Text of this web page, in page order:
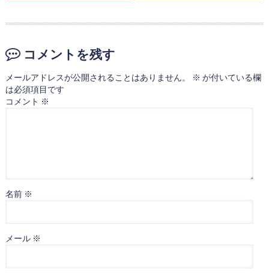
コメントを残す
メールアドレスが公開されることはありません。 ※ が付いている欄
は必須項目です
コメント ※
名前 ※
メール ※